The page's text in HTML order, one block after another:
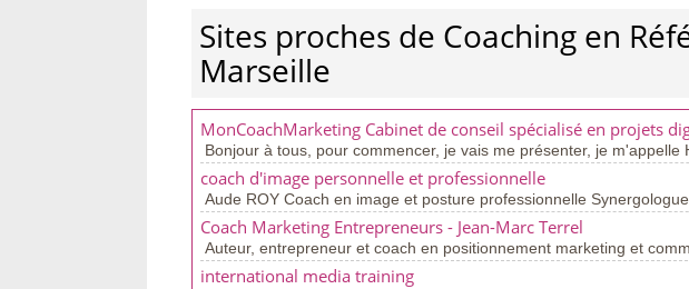
Sites proches de Coaching en
Marseille
MonCoachMarketing Cabinet de conseil spécialisé en projets
Bonjour à tous, pour commencer, je vais me présenter, je m'appelle
coach d'image personnelle et professionnelle
Aude ROY Coach en image et posture professionnelle
Coach Marketing Entrepreneurs - Jean-Marc Terrel
Auteur, entrepreneur et coach en positionnement marketing et
international media training